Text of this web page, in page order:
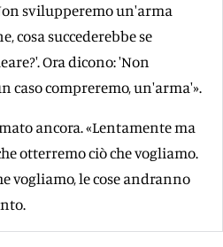
svilupperemo un'arma
cosa succederebbe se
Ora dicono: 'Non
caso compreremo, un'arma'».
ancora. «Lentamente ma
otterremo ciò che vogliamo.
vogliamo, le cose andranno